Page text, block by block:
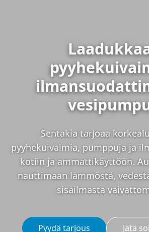
Sentakia tarjoaa
pyyhekuivaimia, pumppuja ja
kotiin ja ammattikäyttöön.
nauttimaan lämmöstä,
sisäilmasta
Pyydä tarjous Jätä